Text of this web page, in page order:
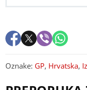
Oznake: GP, Hrvatska,